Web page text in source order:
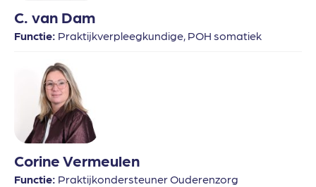
C. van Dam
Functie: Praktijkverpleegkundige, POH somatiek
Corine Vermeulen
Functie: Praktijkondersteuner Ouderenzorg